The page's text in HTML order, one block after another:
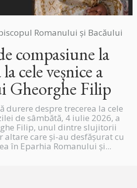
Romanului și Bacăului
compasiune la
cele veșnice a
Gheorghe Filip
durere despre trecerea la cele
de sâmbătă, 4 iulie 2026, a
Filip, unul dintre slujitorii
altare care și-au desfășurat cu
în Eparhia Romanului și...